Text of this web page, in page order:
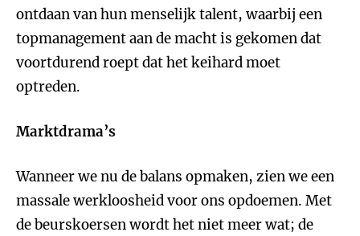
ontdaan van hun menselijk talent, waarbij een
topmanagement aan de macht is gekomen dat
voortdurend roept dat het keihard moet
optreden.
Marktdrama’s
Wanneer we nu de balans opmaken, zien we een
massale werkloosheid voor ons opdoemen. Met
de beurskoersen wordt het niet meer wat; de